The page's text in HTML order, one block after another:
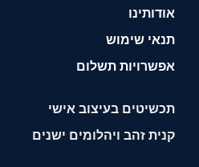
אודותינו
תנאי שימוש
אפשרויות תשלום
תכשיטים בעיצוב אישי
קנית זהב ויהלומים ישנים